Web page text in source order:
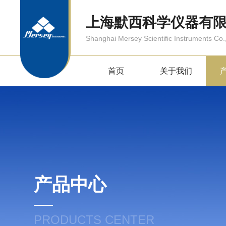
上海默西科学仪器有
Shanghai Mersey Scientific Instruments
首页 关于我们
产品中心
PRODUCTS CENTER